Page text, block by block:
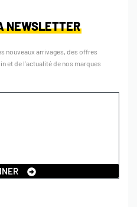
NEWSLETTER
nouveaux arrivages, des offres
et de l’actualité de nos marques